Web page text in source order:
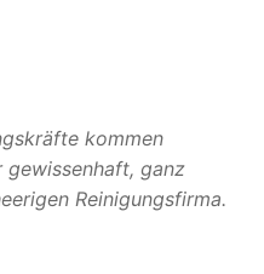
kommen
ganz
Reinigungsfirma.